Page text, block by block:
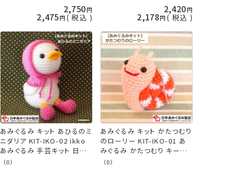
2,750
2,475 税込
2,420
2,178 税込
あみぐるみ キット あひるのミ
ニダリア KIT-IKO-02 ikko
あみぐるみ 手芸キット 日本
あみぐるみ協会 KOU
（0）
あみぐるみ キット かたつむり
のローリー KIT-IKO-01 あ
みぐるみ かたつむり キーホ
ルダー 手芸キット 日本あみ
（0）